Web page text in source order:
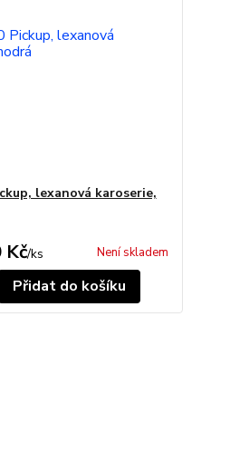
lexanová karoserie,
Kč/ks Není skladem
Přidat do košíku